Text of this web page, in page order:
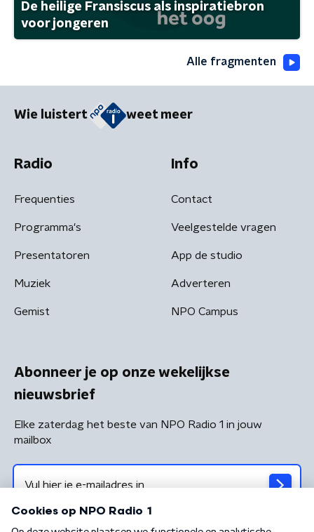
De heilige Fransiscus als inspiratiebron
voor jongeren
Alle fragmenten
Wie luistert weet meer
Radio
Frequenties
Programma's
Presentatoren
Muziek
Gemist
Info
Contact
Veelgestelde vragen
App de studio
Adverteren
NPO Campus
Abonneer je op onze wekelijkse
nieuwsbrief
Elke zaterdag het beste van NPO Radio 1 in jouw
mailbox